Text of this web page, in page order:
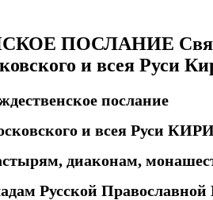
ПОСЛАНИЕ
и всея Руси
послание
и всея Руси
диаконам,
Русской